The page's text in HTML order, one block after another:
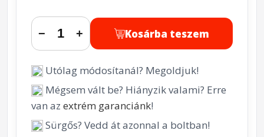
− + Kosárba teszem
Utólag módosítanál? Megoldjuk!
Mégsem vált be? Hiányzik valami? Erre
van az extrém garanciánk!
Sürgős? Vedd át azonnal a boltban!